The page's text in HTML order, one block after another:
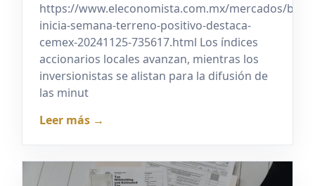
https://www.eleconomista.com.mx/mercados/bmv-
inicia-semana-terreno-positivo-destaca-
cemex-20241125-735617.html Los índices
accionarios locales avanzan, mientras los
inversionistas se alistan para la difusión de
las minut
Leer más →